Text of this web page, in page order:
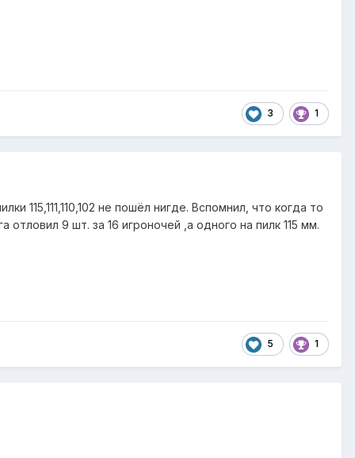
3 1
115,111,110,102 не пошёл нигде. Вспомнил, что когда то
9 шт. за 16 игроночей ,а одного на пилк 115 мм.
5 1